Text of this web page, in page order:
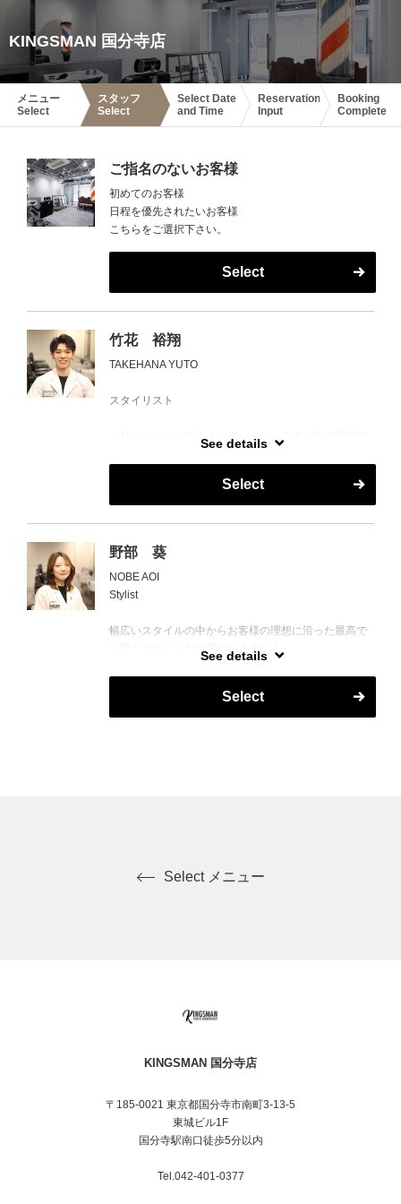
KINGSMAN 国分寺店
メニュー
Select
スタッフ
Select
Select Date
and Time
Reservation
Input
Booking
Complete
ご指名のないお客様
初めてのお客様
日程を優先されたいお客様
こちらをご選択下さい。
Select
竹花 裕翔
TAKEHANA YUTO
スタイリスト
ベリーショートスタイルやバーバースタイルが得意で
出身：埼玉県
趣味：野球観戦、銭湯、ドライブ、おしゃべり
See details
Select
野部 葵
NOBE AOI
Stylist
幅広いスタイルの中からお客様の理想に沿った最高で
上質なスタイルをお届けします！！
気楽に来て、気楽にキマれる。
See details
Select
Select メニュー
KINGSMAN 国分寺店
〒185-0021 東京都国分寺市南町3-13-5
東城ビル1F
国分寺駅南口徒歩5分以内
Tel.042-401-0377